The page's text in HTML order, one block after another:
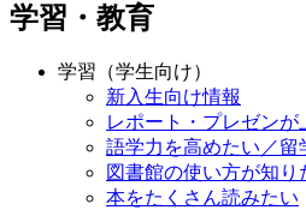
学習・教育
学習（学生向け）
新入生向け情報
レポート・プレゼンが
語学力を高めたい／留
図書館の使い方が知り
本をたくさん読みたい